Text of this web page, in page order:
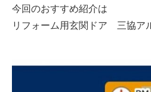
今回のおすすめ紹介は
リフォーム用玄関ドア 三協ア